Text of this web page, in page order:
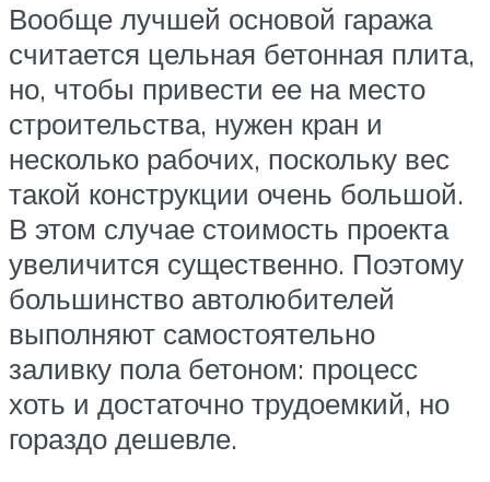
Вообще лучшей основой гаража
считается цельная бетонная плита,
но, чтобы привести ее на место
строительства, нужен кран и
несколько рабочих, поскольку вес
такой конструкции очень большой.
В этом случае стоимость проекта
увеличится существенно. Поэтому
большинство автолюбителей
выполняют самостоятельно
заливку пола бетоном: процесс
хоть и достаточно трудоемкий, но
гораздо дешевле.